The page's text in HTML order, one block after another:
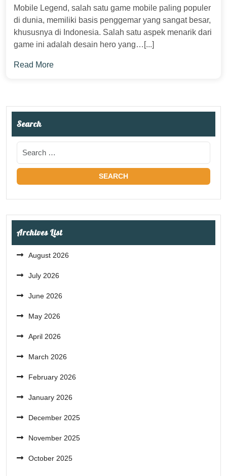
Mobile Legend, salah satu game mobile paling populer
di dunia, memiliki basis penggemar yang sangat besar,
khususnya di Indonesia. Salah satu aspek menarik dari
game ini adalah desain hero yang…[...]
Read More
Search
Archives List
August 2026
July 2026
June 2026
May 2026
April 2026
March 2026
February 2026
January 2026
December 2025
November 2025
October 2025